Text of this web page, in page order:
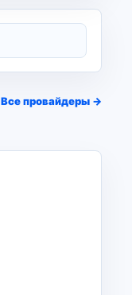
Все провайдеры →